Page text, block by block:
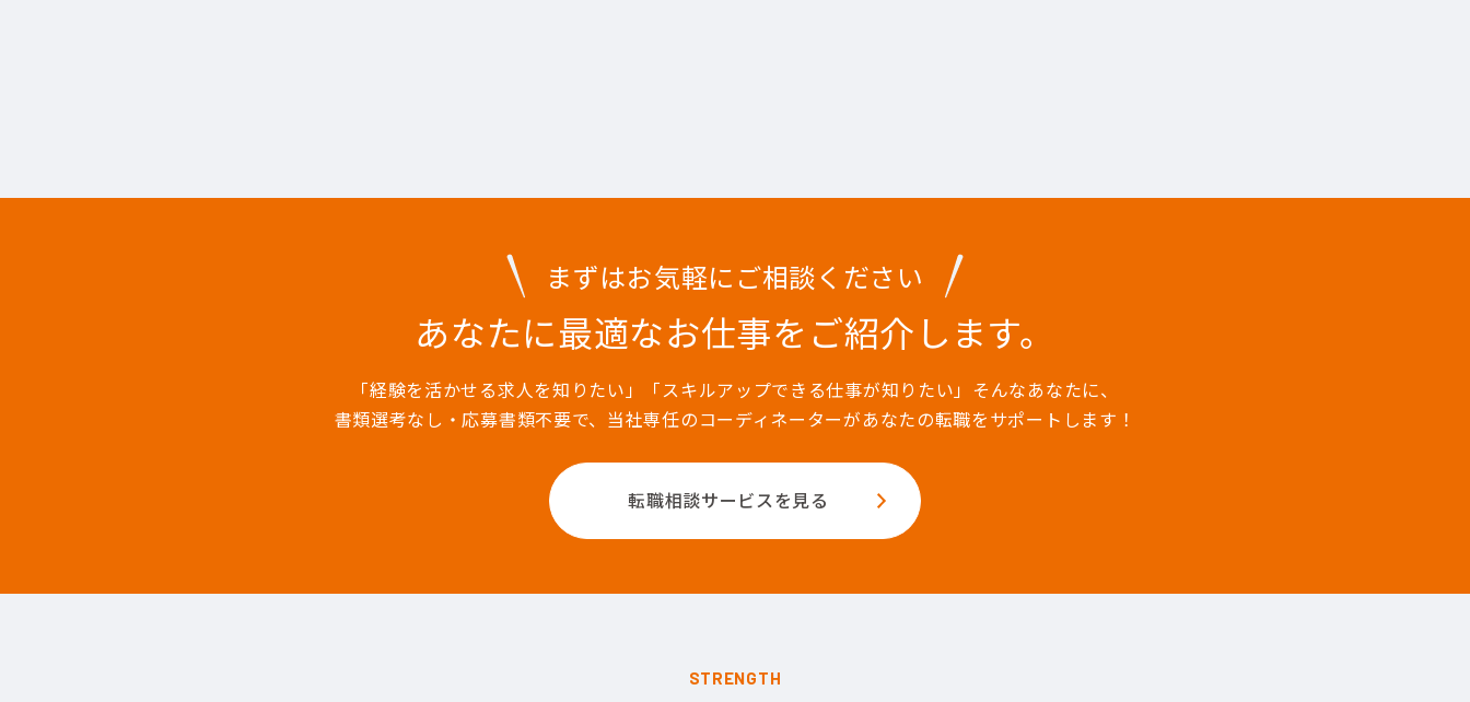
まずはお気軽にご相談ください
あなたに最適なお仕事を ご紹介します。
「経験を活かせる求人を知りたい」「スキルアップできる仕事が知りたい」そんなあなたに、
書類選考なし・応募書類不要で、当社専任のコーディネーターがあなたの転職をサポートします！
転職相談サービスを見る
STRENGTH